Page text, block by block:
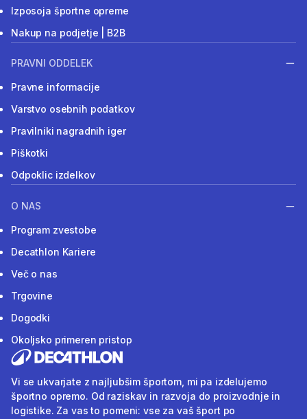
Izposoja športne opreme
Nakup na podjetje | B2B
PRAVNI ODDELEK
Pravne informacije
Varstvo osebnih podatkov
Pravilniki nagradnih iger
Piškotki
Odpoklic izdelkov
O NAS
Program zvestobe
Decathlon Kariere
Več o nas
Trgovine
Dogodki
Okoljsko primeren pristop
Vi se ukvarjate z najljubšim športom, mi pa izdelujemo
športno opremo. Od raziskav in razvoja do proizvodnje in
logistike. Za vas to pomeni: vse za vaš šport po